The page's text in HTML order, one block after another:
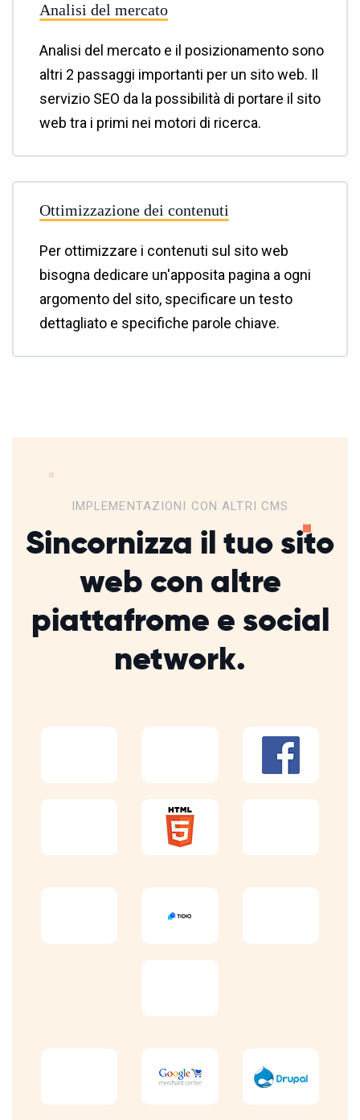
Analisi del mercato
Analisi del mercato e il posizionamento sono
altri 2 passaggi importanti per un sito web. Il
servizio SEO da la possibilità di portare il sito
web tra i primi nei motori di ricerca.
Ottimizzazione dei contenuti
Per ottimizzare i contenuti sul sito web
bisogna dedicare un'apposita pagina a ogni
argomento del sito, specificare un testo
dettagliato e specifiche parole chiave.
IMPLEMENTAZIONI CON ALTRI CMS
Sincornizza il tuo sito
web con altre
piattafrome e social
network.